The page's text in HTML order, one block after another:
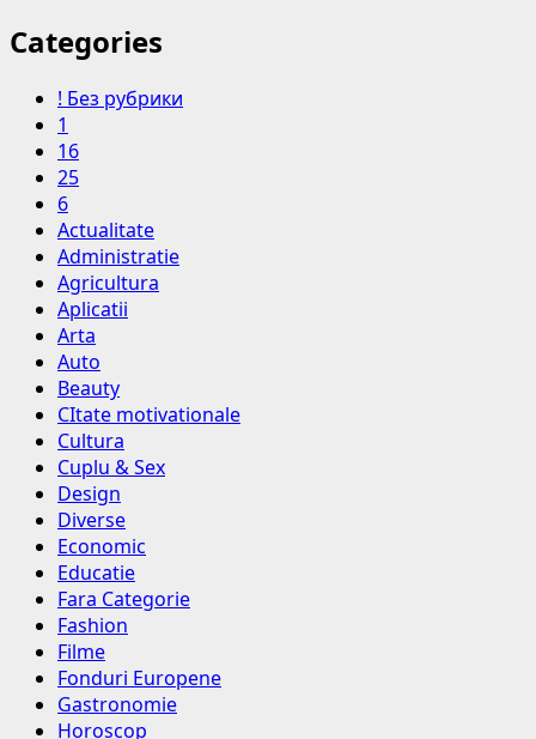
Categories
! Без рубрики
1
16
25
6
Actualitate
Administratie
Agricultura
Aplicatii
Arta
Auto
Beauty
CItate motivationale
Cultura
Cuplu & Sex
Design
Diverse
Economic
Educatie
Fara Categorie
Fashion
Filme
Fonduri Europene
Gastronomie
Horoscop